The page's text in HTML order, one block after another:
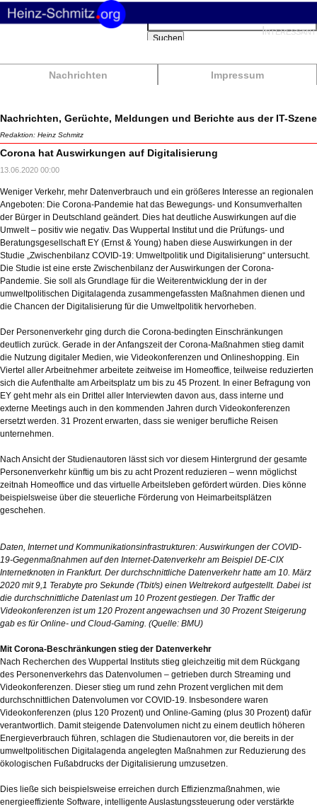
Nachrichten Impressum
Suchbegriffe
Suchen
Nachrichten, Gerüchte, Meldungen und Berichte aus der IT-Szene
Redaktion: Heinz Schmitz
Corona hat Auswirkungen auf Digitalisierung
13.06.2020 00:00
Weniger Verkehr, mehr Datenverbrauch und ein größeres Interesse an regionalen
Angeboten: Die Corona-Pandemie hat das Bewegungs- und Konsumverhalten
der Bürger in Deutschland geändert. Dies hat deutliche Auswirkungen auf die
Umwelt – positiv wie negativ. Das Wuppertal Institut und die Prüfungs- und
Beratungsgesellschaft EY (Ernst & Young) haben diese Auswirkungen in der
Studie „Zwischenbilanz COVID-19: Umweltpolitik und Digitalisierung“ untersucht.
Die Studie ist eine erste Zwischenbilanz der Auswirkungen der Corona-
Pandemie. Sie soll als Grundlage für die Weiterentwicklung der in der
umweltpolitischen Digitalagenda zusammengefassten Maßnahmen dienen und
die Chancen der Digitalisierung für die Umweltpolitik hervorheben.
Der Personenverkehr ging durch die Corona-bedingten Einschränkungen
deutlich zurück. Gerade in der Anfangszeit der Corona-Maßnahmen stieg damit
die Nutzung digitaler Medien, wie Videokonferenzen und Onlineshopping. Ein
Viertel aller Arbeitnehmer arbeitete zeitweise im Homeoffice, teilweise reduzierten
sich die Aufenthalte am Arbeitsplatz um bis zu 45 Prozent. In einer Befragung von
EY geht mehr als ein Drittel aller Interviewten davon aus, dass interne und
externe Meetings auch in den kommenden Jahren durch Videokonferenzen
ersetzt werden. 31 Prozent erwarten, dass sie weniger berufliche Reisen
unternehmen.
Nach Ansicht der Studienautoren lässt sich vor diesem Hintergrund der gesamte
Personenverkehr künftig um bis zu acht Prozent reduzieren – wenn möglichst
zeitnah Homeoffice und das virtuelle Arbeitsleben gefördert würden. Dies könne
beispielsweise über die steuerliche Förderung von Heimarbeitsplätzen
geschehen.
Daten, Internet und Kommunikationsinfrastrukturen: Auswirkungen der COVID-
19-Gegenmaßnahmen auf den Internet-Datenverkehr am Beispiel DE-CIX
Internetknoten in Frankfurt. Der durchschnittliche Datenverkehr hatte am 10. März
2020 mit 9,1 Terabyte pro Sekunde (Tbit/s) einen Weltrekord aufgestellt. Dabei ist
die durchschnittliche Datenlast um 10 Prozent gestiegen. Der Traffic der
Videokonferenzen ist um 120 Prozent angewachsen und 30 Prozent Steigerung
gab es für Online- und Cloud-Gaming. (Quelle: BMU)
Mit Corona-Beschränkungen stieg der Datenverkehr
Nach Recherchen des Wuppertal Instituts stieg gleichzeitig mit dem Rückgang
des Personenverkehrs das Datenvolumen – getrieben durch Streaming und
Videokonferenzen. Dieser stieg um rund zehn Prozent verglichen mit dem
durchschnittlichen Datenvolumen vor COVID-19. Insbesondere waren
Videokonferenzen (plus 120 Prozent) und Online-Gaming (plus 30 Prozent) dafür
verantwortlich. Damit steigende Datenvolumen nicht zu einem deutlich höheren
Energieverbrauch führen, schlagen die Studienautoren vor, die bereits in der
umweltpolitischen Digitalagenda angelegten Maßnahmen zur Reduzierung des
ökologischen Fußabdrucks der Digitalisierung umzusetzen.
Dies ließe sich beispielsweise erreichen durch Effizienzmaßnahmen, wie
energieeffiziente Software, intelligente Auslastungssteuerung oder verstärkte